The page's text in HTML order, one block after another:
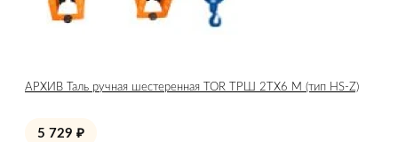
АРХИВ Таль ручная шестеренная TOR ТРШ 2ТХ6 М (тип HS-Z)
5 729 ₽